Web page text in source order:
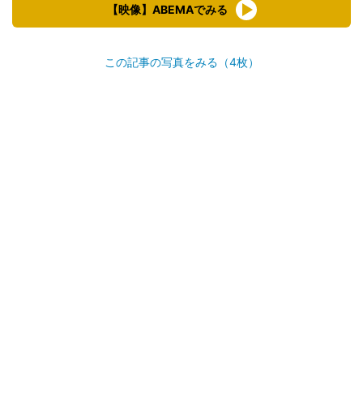
【映像】ABEMAでみる
この記事の写真をみる（4枚）